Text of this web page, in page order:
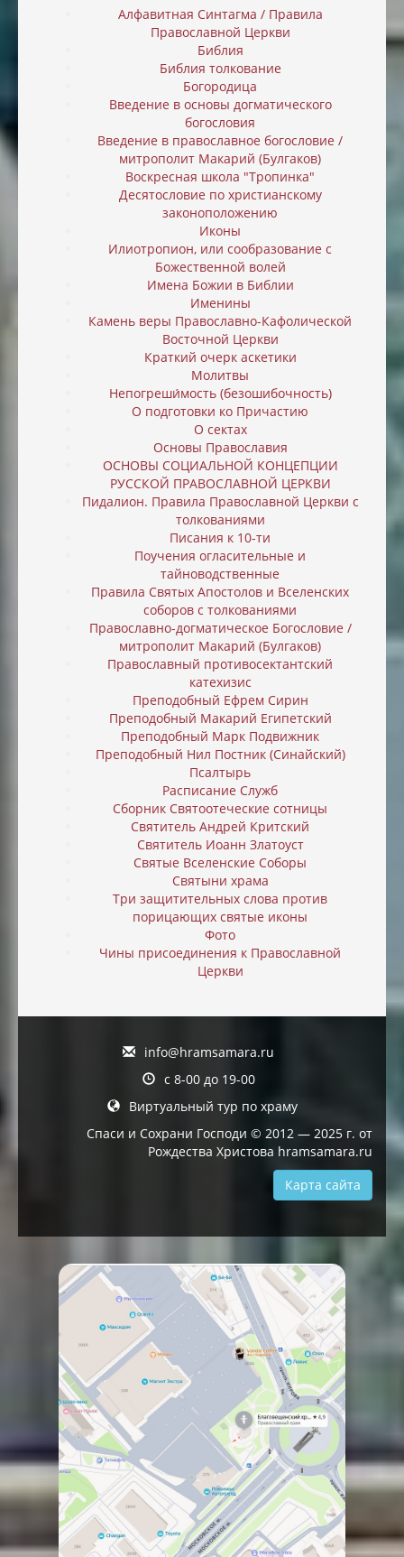
Алфавитная Синтагма / Правила
Православной Церкви
Библия
Библия толкование
Богородица
Введение в основы догматического
богословия
Введение в православное богословие /
митрополит Макарий (Булгаков)
Воскресная школа "Тропинка"
Десятословие по христианскому
законоположению
Иконы
Илиотропион, или cообразование с
Божественной волей
Имена Божии в Библии
Именины
Камень веры Православно-Кафолической
Восточной Церкви
Краткий очерк аскетики
Молитвы
Непогреши́мость (безошибочность)
О подготовки ко Причастию
О сектах
Основы Православия
ОСНОВЫ СОЦИАЛЬНОЙ КОНЦЕПЦИИ
РУССКОЙ ПРАВОСЛАВНОЙ ЦЕРКВИ
Пидалион. Правила Православной Церкви с
толкованиями
Писания к 10-ти
Поучения огласительные и
тайноводственные
Правила Святых Апостолов и Вселенских
соборов с толкованиями
Православно-догматическое Богословие /
митрополит Макарий (Булгаков)
Православный противосектантский
катехизис
Преподобный Ефрем Сирин
Преподобный Макарий Египетский
Преподобный Марк Подвижник
Преподобный Нил Постник (Синайский)
Псалтырь
Расписание Служб
Сборник Святоотеческие сотницы
Святитель Андрей Критский
Святитель Иоанн Златоуст
Святые Вселенские Соборы
Святыни храма
Три защитительных слова против
порицающих святые иконы
Фото
Чины присоединения к Православной
Церкви
info@hramsamara.ru
с 8-00 до 19-00
Виртуальный тур по храму
Спаси и Сохрани Господи © 2012 — 2025 г. от
Рождества Христова hramsamara.ru
Карта сайта